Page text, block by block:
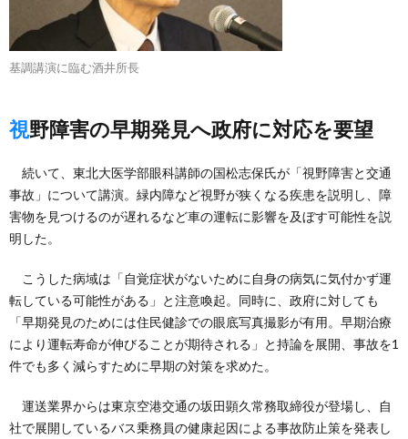
基調講演に臨む酒井所長
視野障害の早期発見へ政府に対応を要望
続いて、東北大医学部眼科講師の国松志保氏が「視野障害と交通
事故」について講演。緑内障など視野が狭くなる疾患を説明し、障
害物を見つけるのが遅れるなど車の運転に影響を及ぼす可能性を説
明した。
こうした病域は「自覚症状がないために自身の病気に気付かず運
転している可能性がある」と注意喚起。同時に、政府に対しても
「早期発見のためには住民健診での眼底写真撮影が有用。早期治療
により運転寿命が伸びることが期待される」と持論を展開、事故を1
件でも多く減らすために早期の対策を求めた。
運送業界からは東京空港交通の坂田顕久常務取締役が登場し、自
社で展開しているバス乗務員の健康起因による事故防止策を発表し